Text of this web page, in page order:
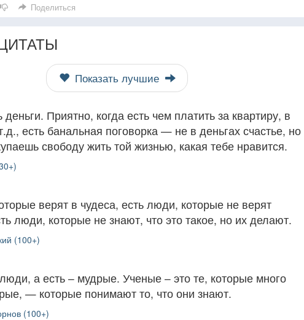
Поделиться
Показать лучшие
деньги. Приятно, когда есть чем платить за квартиру, в
есть банальная поговорка — не в деньгах счастье, но
свободу жить той жизнью, какая тебе нравится.
верят в чудеса, есть люди, которые не верят
люди, которые не знают, что это такое, но их делают.
(100+)
а есть – мудрые. Ученые – это те, которые много
— которые понимают то, что они знают.
(100+)